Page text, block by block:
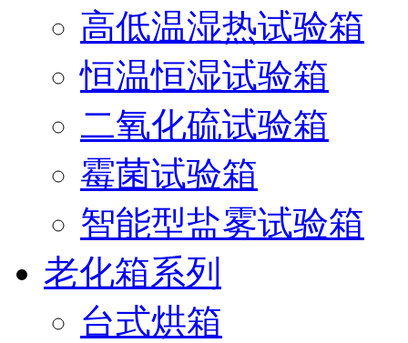
高低温湿热试验箱
恒温恒湿试验箱
二氧化硫试验箱
霉菌试验箱
智能型盐雾试验箱
老化箱系列
台式烘箱